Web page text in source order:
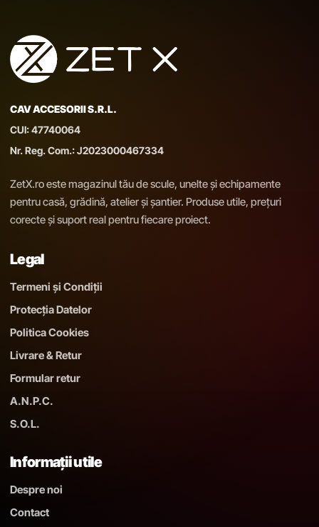
CAV ACCESORII S.R.L.
CUI: 47740064
Nr. Reg. Com.: J2023000467334
ZetX.ro este magazinul tău de scule, unelte și echipamente
pentru casă, grădină, atelier și șantier. Produse utile, prețuri
corecte și suport real pentru fiecare proiect.
Legal
Termeni și Condiții
Protecția Datelor
Politica Cookies
Livrare & Retur
Formular retur
A.N.P.C.
S.O.L.
Informații utile
Despre noi
Contact